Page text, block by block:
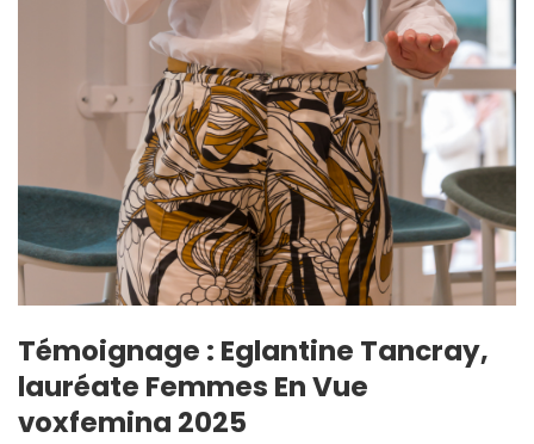
Témoignage : Eglantine Tancray,
lauréate Femmes En Vue
voxfemina 2025